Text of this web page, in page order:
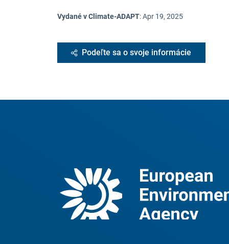
Vydané v Climate-ADAPT:Apr 19, 2025
Podeľte sa o svoje informácie